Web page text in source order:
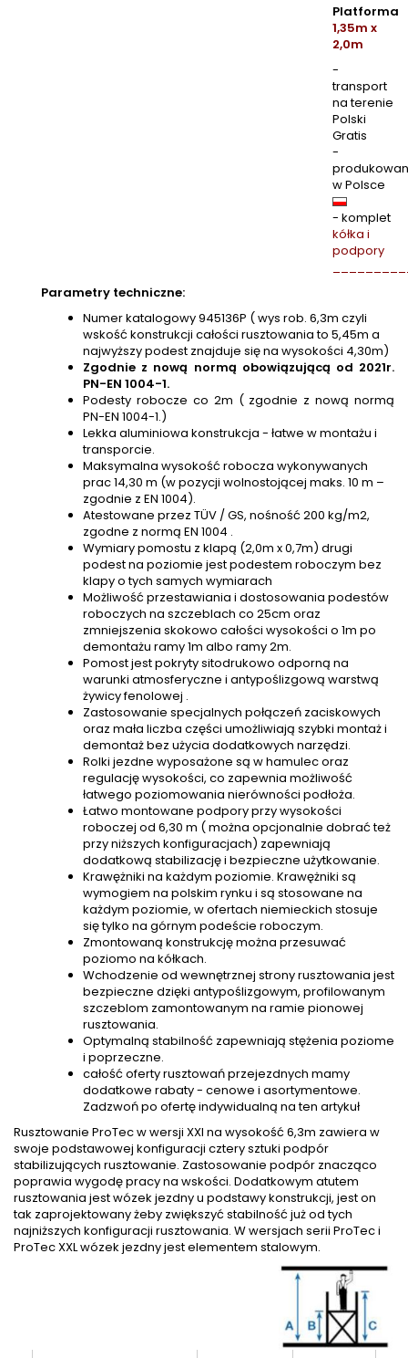
Platforma
1,35m x
2,0m
-
transport
na terenie
Polski
Gratis
-
w Polsce
- komplet
kółka i
podpory
Parametry techniczne:
Numer katalogowy 945136P ( wys rob. 6,3m czyli
wskość konstrukcji całości rusztowania to 5,45m a
najwyższy podest znajduje się na wysokości 4,30m)
Zgodnie z nową normą obowiązującą od 2021r.
PN-EN 1004-1.
Podesty robocze co 2m ( zgodnie z nową normą
PN-EN 1004-1.)
Lekka aluminiowa konstrukcja - łatwe w montażu i
transporcie.
Maksymalna wysokość robocza wykonywanych
prac 14,30 m (w pozycji wolnostojącej maks. 10 m –
zgodnie z EN 1004).
Atestowane przez TÜV / GS, nośność 200 kg/m2,
zgodne z normą EN 1004 .
Wymiary pomostu z klapą (2,0m x 0,7m) drugi
podest na poziomie jest podestem roboczym bez
klapy o tych samych wymiarach
Możliwość przestawiania i dostosowania podestów
roboczych na szczeblach co 25cm oraz
zmniejszenia skokowo całości wysokości o 1m po
demontażu ramy 1m albo ramy 2m.
Pomost jest pokryty sitodrukowo odporną na
warunki atmosferyczne i antypoślizgową warstwą
żywicy fenolowej .
Zastosowanie specjalnych połączeń zaciskowych
oraz mała liczba części umożliwiają szybki montaż i
demontaż bez użycia dodatkowych narzędzi.
Rolki jezdne wyposażone są w hamulec oraz
regulację wysokości, co zapewnia możliwość
łatwego poziomowania nierówności podłoża.
Łatwo montowane podpory przy wysokości
roboczej od 6,30 m ( można opcjonalnie dobrać też
przy niższych konfiguracjach) zapewniają
dodatkową stabilizację i bezpieczne użytkowanie.
Krawężniki na każdym poziomie. Krawężniki są
wymogiem na polskim rynku i są stosowane na
każdym poziomie, w ofertach niemieckich stosuje
się tylko na górnym podeście roboczym.
Zmontowaną konstrukcję można przesuwać
poziomo na kółkach.
Wchodzenie od wewnętrznej strony rusztowania jest
bezpieczne dzięki antypoślizgowym, profilowanym
szczeblom zamontowanym na ramie pionowej
rusztowania.
Optymalną stabilność zapewniają stężenia poziome
i poprzeczne.
całość oferty rusztowań przejezdnych mamy
dodatkowe rabaty - cenowe i asortymentowe.
Zadzwoń po ofertę indywidualną na ten artykuł
Rusztowanie ProTec w wersji XXl na wysokość 6,3m zawiera w
swoje podstawowej konfiguracji cztery sztuki podpór
stabilizujących rusztowanie. Zastosowanie podpór znacząco
poprawia wygodę pracy na wskości. Dodatkowym atutem
rusztowania jest wózek jezdny u podstawy konstrukcji, jest on
tak zaprojektowany żeby zwiększyć stabilność już od tych
najniższych konfiguracji rusztowania. W wersjach serii ProTec i
ProTec XXL wózek jezdny jest elementem stalowym.